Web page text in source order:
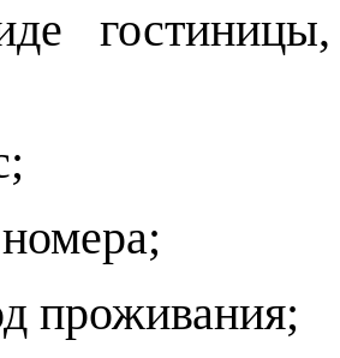
гостиницы,
проживания;